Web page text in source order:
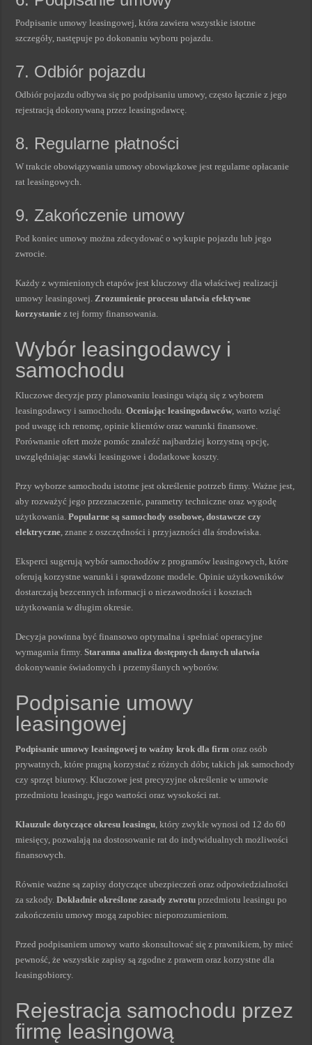
Podpisanie umowy leasingowej, która zawiera wszystkie istotne
szczegóły, następuje po dokonaniu wyboru pojazdu.
7. Odbiór pojazdu
Odbiór pojazdu odbywa się po podpisaniu umowy, często łącznie z jego
rejestracją dokonywaną przez leasingodawcę.
8. Regularne płatności
W trakcie obowiązywania umowy obowiązkowe jest regularne opłacanie
rat leasingowych.
9. Zakończenie umowy
Pod koniec umowy można zdecydować o wykupie pojazdu lub jego
zwrocie.
Każdy z wymienionych etapów jest kluczowy dla właściwej realizacji
umowy leasingowej.Zrozumienie procesu ułatwia efektywne
korzystanie z tej formy finansowania.
Wybór leasingodawcy i
samochodu
Kluczowe decyzje przy planowaniu leasingu wiążą się z wyborem
leasingodawcy i samochodu.Oceniając leasingodawców, warto wziąć
pod uwagę ich renomę, opinie klientów oraz warunki finansowe.
Porównanie ofert może pomóc znaleźć najbardziej korzystną opcję,
uwzględniając stawki leasingowe i dodatkowe koszty.
Przy wyborze samochodu istotne jest określenie potrzeb firmy. Ważne jest,
aby rozważyć jego przeznaczenie, parametry techniczne oraz wygodę
użytkowania.Popularne są samochody osobowe, dostawcze czy
elektryczne, znane z oszczędności i przyjazności dla środowiska.
Eksperci sugerują wybór samochodów z programów leasingowych, które
oferują korzystne warunki i sprawdzone modele. Opinie użytkowników
dostarczają bezcennych informacji o niezawodności i kosztach
użytkowania w długim okresie.
Decyzja powinna być finansowo optymalna i spełniać operacyjne
wymagania firmy.Staranna analiza dostępnych danych ułatwia
dokonywanie świadomych i przemyślanych wyborów.
Podpisanie umowy
leasingowej
Podpisanie umowy leasingowej to ważny krok dla firm oraz osób
prywatnych, które pragną korzystać z różnych dóbr, takich jak samochody
czy sprzęt biurowy. Kluczowe jest precyzyjne określenie w umowie
przedmiotu leasingu, jego wartości oraz wysokości rat.
Klauzule dotyczące okresu leasingu, który zwykle wynosi od 12 do 60
miesięcy, pozwalają na dostosowanie rat do indywidualnych możliwości
finansowych.
Równie ważne są zapisy dotyczące ubezpieczeń oraz odpowiedzialności
za szkody.Dokładnie określone zasady zwrotu przedmiotu leasingu po
zakończeniu umowy mogą zapobiec nieporozumieniom.
Przed podpisaniem umowy warto skonsultować się z prawnikiem, by mieć
pewność, że wszystkie zapisy są zgodne z prawem oraz korzystne dla
leasingobiorcy.
Rejestracja samochodu przez
firmę leasingową